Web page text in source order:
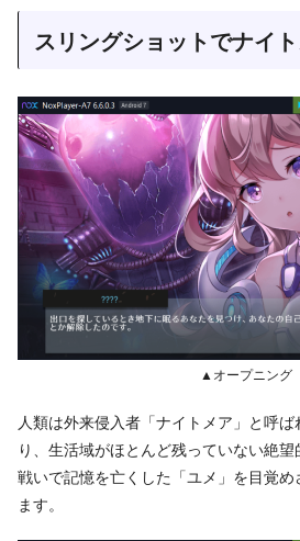
スリングショットでナイ
▲オープニング
人類は外来侵入者「ナイトメア」と呼
り、生活域がほとんど残っていない絶望
戦いで記憶を亡くした「ユメ」を目覚め
ます。